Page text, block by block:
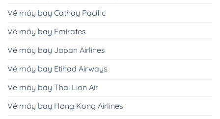
Vé máy bay Cathay Pacific
Vé máy bay Emirates
Vé máy bay Japan Airlines
Vé máy bay Etihad Airways
Vé máy bay Thai Lion Air
Vé máy bay Hong Kong Airlines